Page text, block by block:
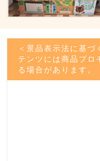
＜景品表示法に基づ
テンツには商品プロ
る場合があります。